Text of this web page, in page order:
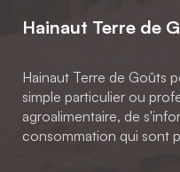
Hainaut Terre de
Hainaut Terre de Goûts
simple particulier ou
agroalimentaire, de
consommation qui sont